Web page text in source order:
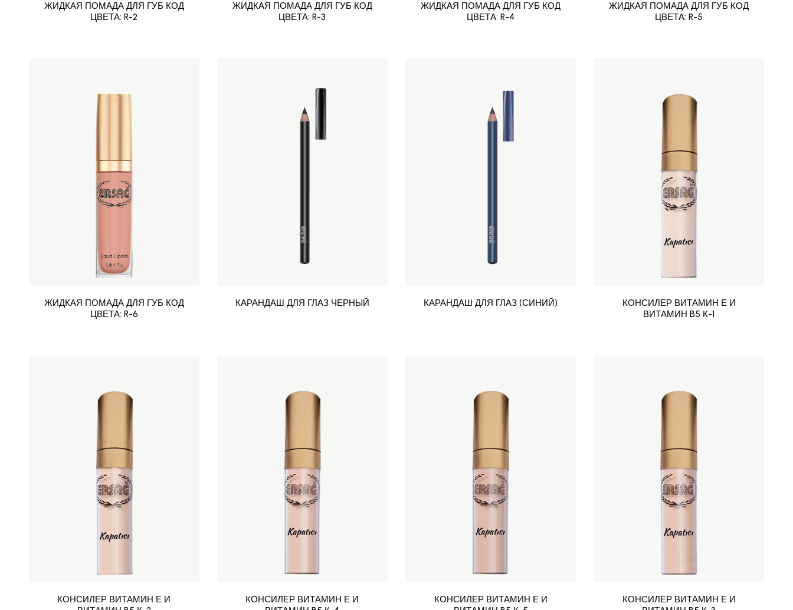
ЖИДКАЯ ПОМАДА ДЛЯ ГУБ КОД
ЦВЕТА: R-2
ЖИДКАЯ ПОМАДА ДЛЯ ГУБ КОД
ЦВЕТА: R-3
ЖИДКАЯ ПОМАДА ДЛЯ ГУБ КОД
ЦВЕТА: R-4
ЖИДКАЯ ПОМАДА ДЛЯ ГУБ КОД
ЦВЕТА: R-5
ЖИДКАЯ ПОМАДА ДЛЯ ГУБ КОД
ЦВЕТА: R-6
КАРАНДАШ ДЛЯ ГЛАЗ ЧЕРНЫЙ КАРАНДАШ ДЛЯ ГЛАЗ (СИНИЙ)
КОНСИЛЕР ВИТАМИН Е И
ВИТАМИН B5 К-1
КОНСИЛЕР ВИТАМИН Е И
КОНСИЛЕР ВИТАМИН Е И
КОНСИЛЕР ВИТАМИН Е И
КОНСИЛЕР ВИТАМИН Е И